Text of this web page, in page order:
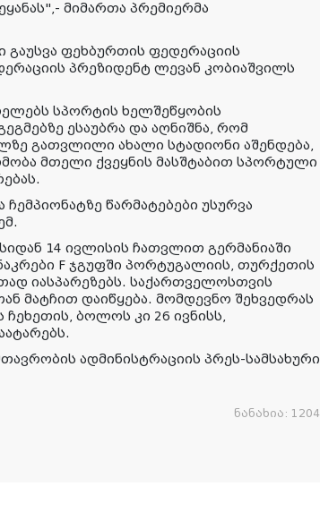
მიმართა პრემიერმა
გაუსვა ფეხბურთის ფედერაციის
პრეზიდენტ ლევან კობიაშვილს
სპორტის ხელშეწყობის
ესაუბრა და აღნიშნა, რომ
გათვლილი ახალი სტადიონი აშენდება,
მთელი ქვეყნის მასშტაბით სპორტული
წარმატებები უსურვა
14 ივლისის ჩათვლით გერმანიაში
F ჯგუფში პორტუგალიის, თურქეთის
იასპარეზებს. საქართველოსთვის
მატჩით დაიწყება. მომდევნო შეხვედრას
ჩეხეთის, ბოლოს კი 26 ივნისს,
ადმინისტრაციის პრეს-სამსახური
ნანახია: 1204